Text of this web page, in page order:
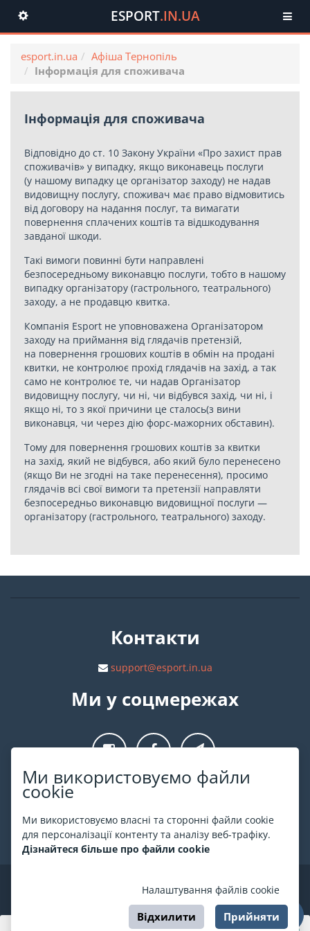
Ми використовуємо файли
cookie
Ми використовуємо власні та сторонні файли cookie
для персоналізації контенту та аналізу веб-трафіку.
Дізнайтеся більше про файли cookie
Налаштування файлів cookie
Відхилити Прийняти
Toggle
navigation
ESPORT.IN.UA
esport.in.ua
Афіша Тернопіль
Інформація для споживача
Інформація для споживача
Відповідно до ст. 10 Закону України «Про захист прав
споживачів» у випадку, якщо виконавець послуги
(у нашому випадку це організатор заходу) не надав
видовищну послугу, споживач має право відмовитись
від договору на надання послуг, та вимагати
повернення сплачених коштів та відшкодування
завданої шкоди.
Такі вимоги повинні бути направлені
безпосередньому виконавцю послуги, тобто в нашому
випадку організатору (гастрольного, театрального)
заходу, а не продавцю квитка.
Компанія Esport не уповноважена Організатором
заходу на приймання від глядачів претензій,
на повернення грошових коштів в обмін на продані
квитки, не контролює прохід глядачів на захід, а так
само не контролює те, чи надав Організатор
видовищну послугу, чи ні, чи відбувся захід, чи ні, і
якщо ні, то з якої причини це сталось(з вини
виконавця, чи через дію форс-мажорних обставин).
Тому для повернення грошових коштів за квитки
на захід, який не відбувся, або який було перенесено
(якщо Ви не згодні на таке перенесення), просимо
глядачів всі свої вимоги та претензії направляти
безпосередньо виконавцю видовищної послуги —
організатору (гастрольного, театрального) заходу.
Контакти
support@esport.in.ua
Ми у соцмережах
Про ESPORT.in.ua
На ESPORT.in.ua представлена афіша Києва та інших міст
України. Всі квитки продаються офіційно. Ми працюємо
безпосередньо з касами.